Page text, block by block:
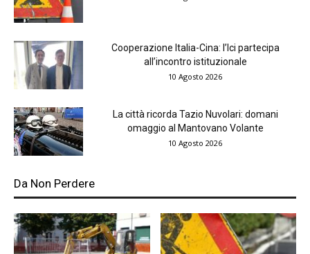
Cooperazione Italia-Cina: l’Ici partecipa
all’incontro istituzionale
10 Agosto 2026
La città ricorda Tazio Nuvolari: domani
omaggio al Mantovano Volante
10 Agosto 2026
Da Non Perdere